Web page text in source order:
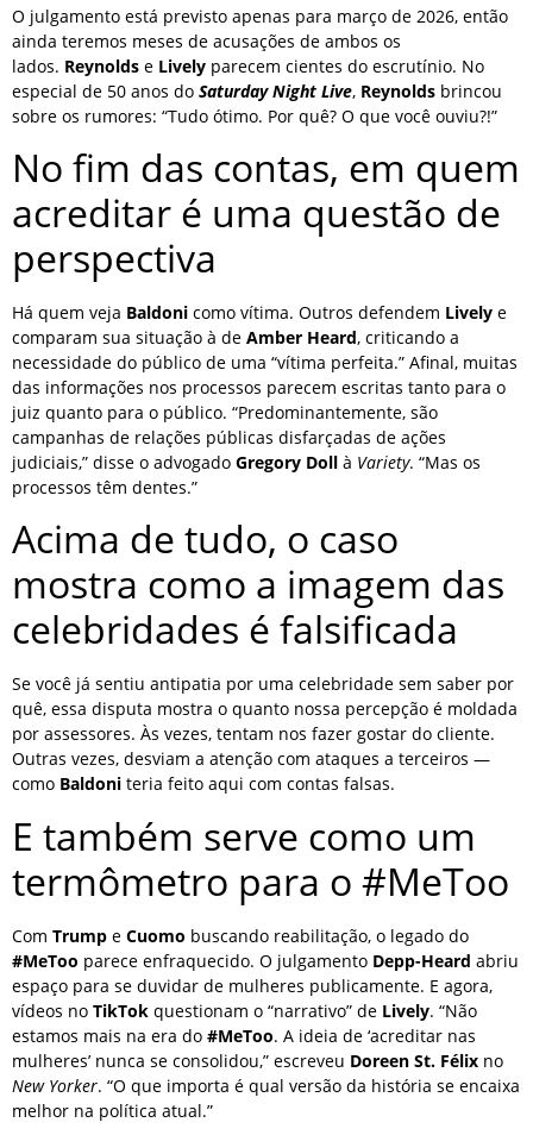
O julgamento está previsto apenas para março de 2026, então
ainda teremos meses de acusações de ambos os
lados. Reynolds e Lively parecem cientes do escrutínio. No
especial de 50 anos do Saturday Night Live, Reynolds brincou
sobre os rumores: “Tudo ótimo. Por quê? O que você ouviu?!”
No fim das contas, em quem
acreditar é uma questão de
perspectiva
Há quem veja Baldoni como vítima. Outros defendem Lively e
comparam sua situação à de Amber Heard, criticando a
necessidade do público de uma “vítima perfeita.” Afinal, muitas
das informações nos processos parecem escritas tanto para o
juiz quanto para o público. “Predominantemente, são
campanhas de relações públicas disfarçadas de ações
judiciais,” disse o advogado Gregory Doll à Variety. “Mas os
processos têm dentes.”
Acima de tudo, o caso
mostra como a imagem das
celebridades é falsificada
Se você já sentiu antipatia por uma celebridade sem saber por
quê, essa disputa mostra o quanto nossa percepção é moldada
por assessores. Às vezes, tentam nos fazer gostar do cliente.
Outras vezes, desviam a atenção com ataques a terceiros —
como Baldoni teria feito aqui com contas falsas.
E também serve como um
termômetro para o #MeToo
Com Trump e Cuomo buscando reabilitação, o legado do
#MeToo parece enfraquecido. O julgamento Depp-Heard abriu
espaço para se duvidar de mulheres publicamente. E agora,
vídeos no TikTok questionam o “narrativo” de Lively. “Não
estamos mais na era do #MeToo. A ideia de ‘acreditar nas
mulheres’ nunca se consolidou,” escreveu Doreen St. Félix no
New Yorker. “O que importa é qual versão da história se encaixa
melhor na política atual.”